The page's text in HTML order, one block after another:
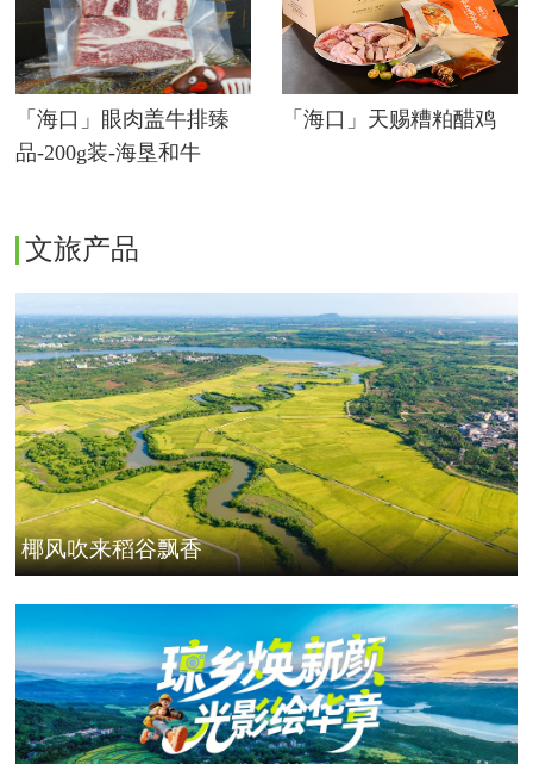
「海口」眼肉盖牛排臻
品-200g装-海垦和牛
「海口」天赐糟粕醋鸡
文旅产品
椰风吹来稻谷飘香